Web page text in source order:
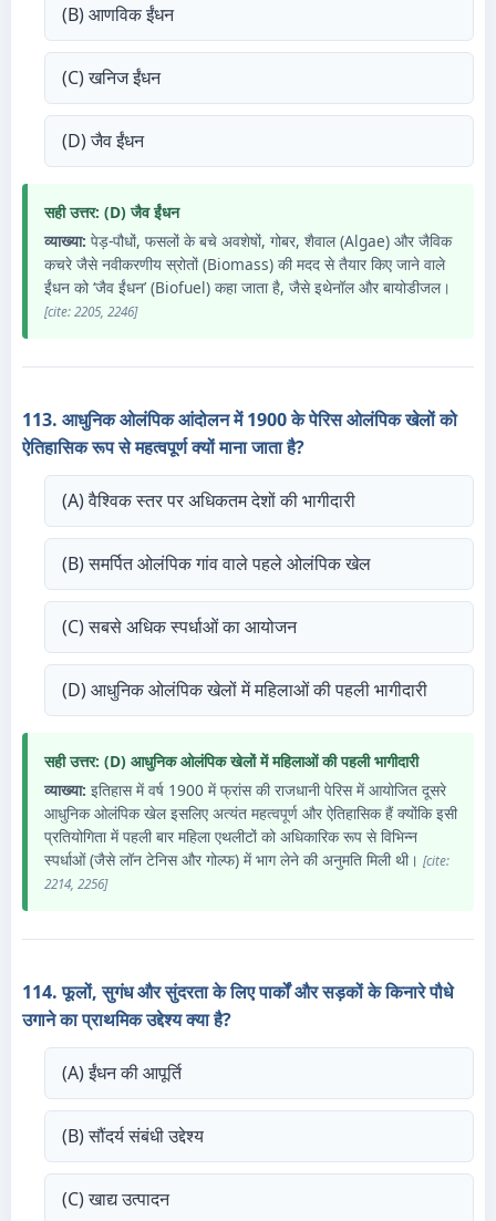
(B) आणविक ईंधन
(C) खनिज ईंधन
(D) जैव ईंधन
सही उत्तर: (D) जैव ईंधन
व्याख्या: पेड़-पौधों, फसलों के बचे अवशेषों, गोबर, शैवाल (Algae) और जैविक
कचरे जैसे नवीकरणीय स्रोतों (Biomass) की मदद से तैयार किए जाने वाले
ईंधन को ‘जैव ईंधन’ (Biofuel) कहा जाता है, जैसे इथेनॉल और बायोडीजल।
[cite: 2205, 2246]
113. आधुनिक ओलंपिक आंदोलन में 1900 के पेरिस ओलंपिक खेलों को
ऐतिहासिक रूप से महत्वपूर्ण क्यों माना जाता है?
(A) वैश्विक स्तर पर अधिकतम देशों की भागीदारी
(B) समर्पित ओलंपिक गांव वाले पहले ओलंपिक खेल
(C) सबसे अधिक स्पर्धाओं का आयोजन
(D) आधुनिक ओलंपिक खेलों में महिलाओं की पहली भागीदारी
सही उत्तर: (D) आधुनिक ओलंपिक खेलों में महिलाओं की पहली भागीदारी
व्याख्या: इतिहास में वर्ष 1900 में फ्रांस की राजधानी पेरिस में आयोजित दूसरे
आधुनिक ओलंपिक खेल इसलिए अत्यंत महत्वपूर्ण और ऐतिहासिक हैं क्योंकि इसी
प्रतियोगिता में पहली बार महिला एथलीटों को अधिकारिक रूप से विभिन्न
स्पर्धाओं (जैसे लॉन टेनिस और गोल्फ) में भाग लेने की अनुमति मिली थी। [cite:
2214, 2256]
114. फूलों, सुगंध और सुंदरता के लिए पार्कों और सड़कों के किनारे पौधे
उगाने का प्राथमिक उद्देश्य क्या है?
(A) ईंधन की आपूर्ति
(B) सौंदर्य संबंधी उद्देश्य
(C) खाद्य उत्पादन